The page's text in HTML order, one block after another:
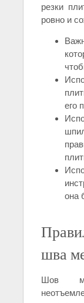
резки
ровно и
его
она
шва
Шов